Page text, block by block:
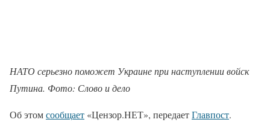
НАТО серьезно поможет Украине при наступлении войск
Путина. Фото: Слово и дело
Об этомсообщает «Цензор.НЕТ», передаетГлавпост.